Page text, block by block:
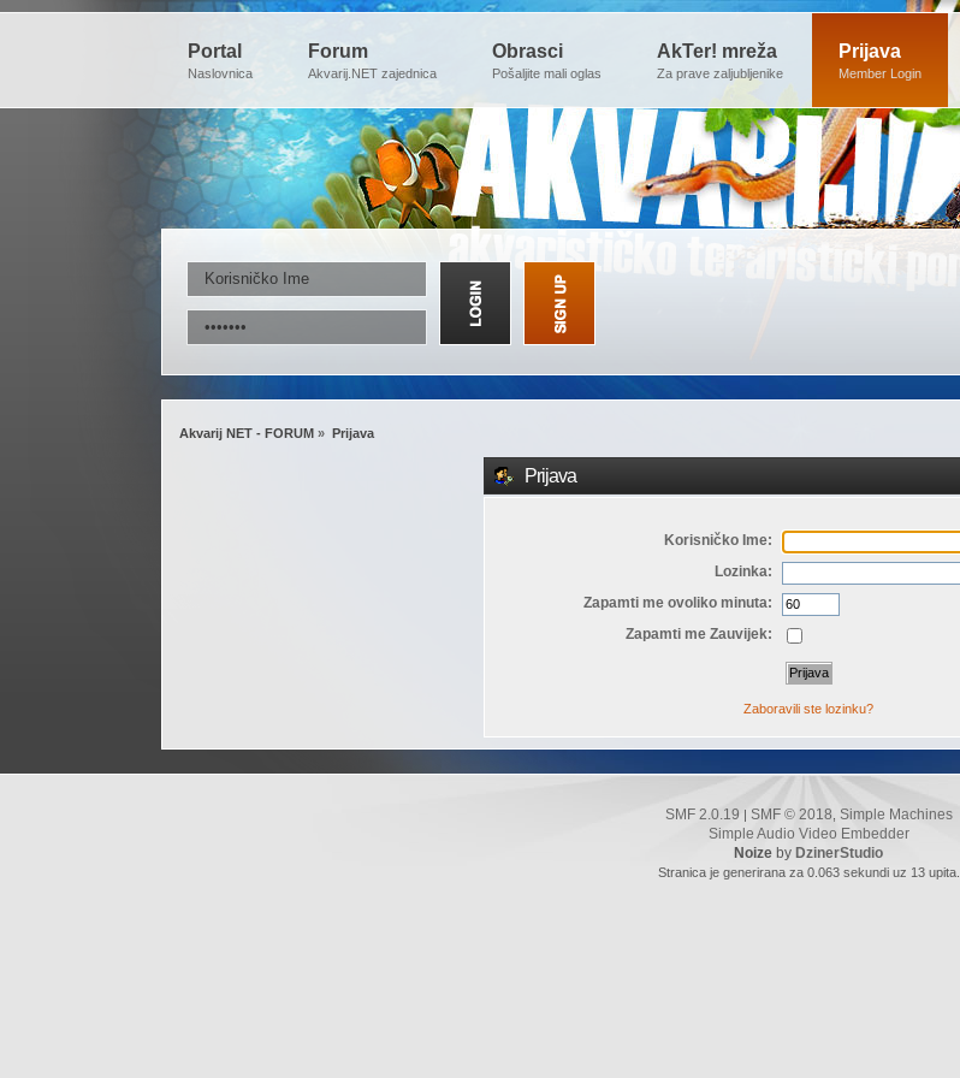
Portal
Naslovnica
Forum
Akvarij.NET zajednica
Obrasci
Pošaljite mali oglas
AkTer! mreža
Za prave zaljubljenike
Prijava
Member Login
Akvarij NET - FORUM » Prijava
Prijava
Korisničko Ime:
Lozinka:
Zapamti me ovoliko minuta:
Zapamti me Zauvijek:
Zaboravili ste lozinku?
SMF 2.0.19 SMF © 2018, Simple Machines
Simple Audio Video Embedder
Noize by DzinerStudio
Stranica je generirana za 0.063 sekundi uz 13 upita.